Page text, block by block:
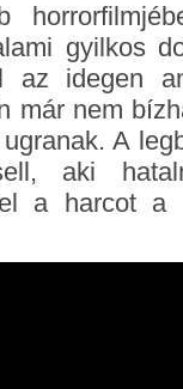
gyilkos
az idegen
már nem
A
aki
a harcot a